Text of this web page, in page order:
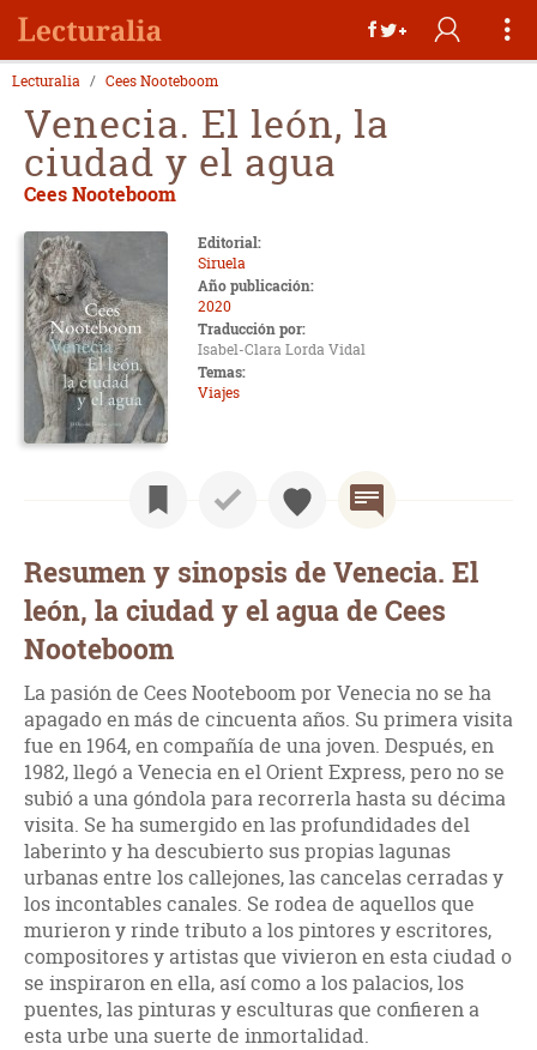
Lecturalia Cees Nooteboom
Venecia. El león, la
ciudad y el agua
Cees Nooteboom
Editorial:
Siruela
Año publicación:
2020
Traducción por:
Isabel-Clara Lorda Vidal
Temas:
Viajes
Resumen y sinopsis de Venecia. El
león, la ciudad y el agua de Cees
Nooteboom
La pasión de Cees Nooteboom por Venecia no se ha
apagado en más de cincuenta años. Su primera visita
fue en 1964, en compañía de una joven. Después, en
1982, llegó a Venecia en el Orient Express, pero no se
subió a una góndola para recorrerla hasta su décima
visita. Se ha sumergido en las profundidades del
laberinto y ha descubierto sus propias lagunas
urbanas entre los callejones, las cancelas cerradas y
los incontables canales. Se rodea de aquellos que
murieron y rinde tributo a los pintores y escritores,
compositores y artistas que vivieron en esta ciudad o
se inspiraron en ella, así como a los palacios, los
puentes, las pinturas y esculturas que confieren a
esta urbe una suerte de inmortalidad.